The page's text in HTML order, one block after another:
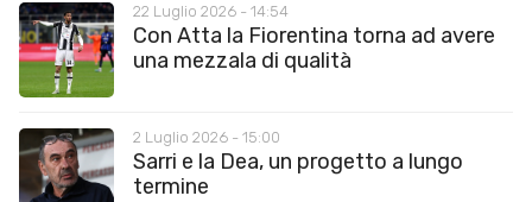
22 Luglio 2026 - 14:54
Con Atta la Fiorentina torna ad avere
una mezzala di qualità
2 Luglio 2026 - 15:00
Sarri e la Dea, un progetto a lungo
termine